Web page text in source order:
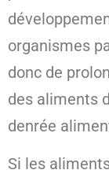
organismes
donc de
des aliments
denrée
Si les